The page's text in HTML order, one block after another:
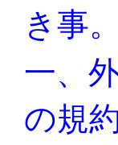
き事。
一、
の規